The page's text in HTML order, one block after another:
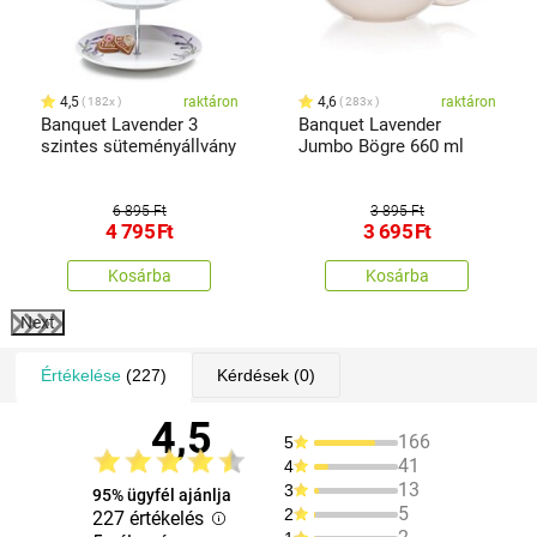
4,5 182x raktáron
Banquet Lavender 3
szintes süteményállvány
6 895 Ft
4 795Ft
Kosárba
4,6 283x raktáron
Banquet Lavender
Jumbo Bögre 660 ml
3 895 Ft
3 695Ft
Kosárba
Next
Értékelése(227) Kérdések(0)
4,5
95% ügyfél ajánlja
227 értékelés
5 166
4 41
3 13
2 5